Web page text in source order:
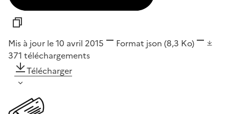
Mis à jour le 10 avril 2015 Format json (8,3 Ko)
371 téléchargements
Télécharger